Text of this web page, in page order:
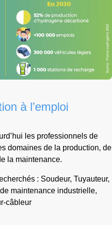
à l’emploi
les professionnels de
domaines de la production, de
la maintenance.
: Soudeur, Tuyauteur,
maintenance industrielle,
câbleur